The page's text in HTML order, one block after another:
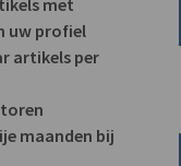
uw profiel
artikels per
maanden bij